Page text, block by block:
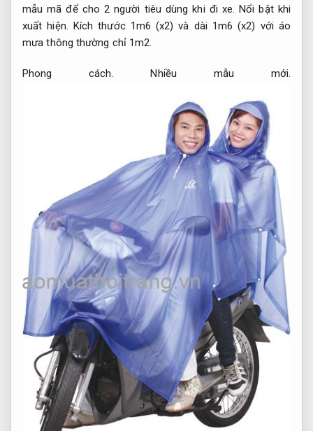
mẫu mã để cho 2 người tiêu dùng khi đi xe.Nổi bật khi
xuất hiện. Kích thước 1m6 (x2) và dài 1m6 (x2) với áo
mưa thông thường chỉ 1m2.
Phong cách. Nhiều mẫu mới.